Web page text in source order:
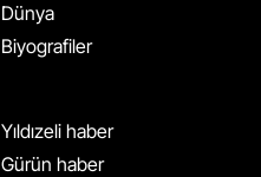
Dünya
Biyografiler
Yıldızeli haber
Gürün haber